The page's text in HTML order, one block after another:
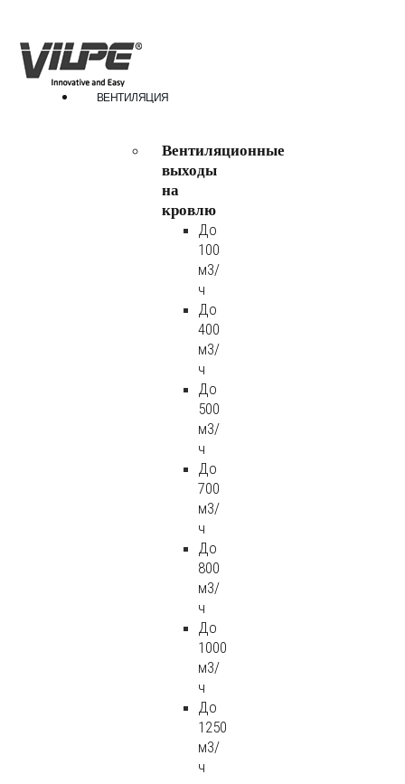
ВЕНТИЛЯЦИЯ
Вентиляционные
выходы
на
кровлю
До
100
м3/
ч
До
400
м3/
ч
До
500
м3/
ч
До
700
м3/
ч
До
800
м3/
ч
До
1000
м3/
ч
До
1250
м3/
ч